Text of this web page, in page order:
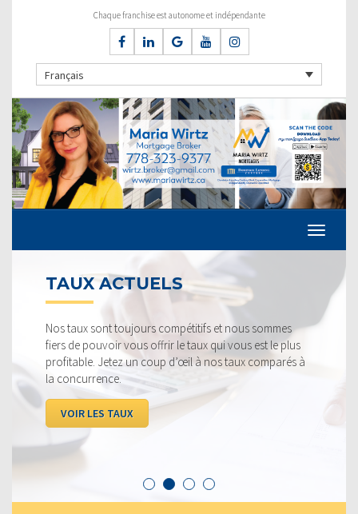
Chaque franchise est autonome et indépendante
Français
TAUX ACTUELS
Nos taux sont toujours compétitifs et nous sommes
fiers de pouvoir vous offrir le taux qui vous est le plus
profitable. Jetez un coup d’œil à nos taux comparés à
la concurrence.
VOIR LES TAUX